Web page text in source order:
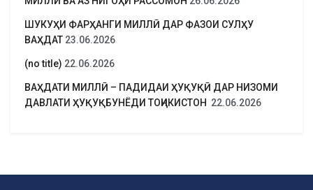
ШУКУҲИ ФАРҲАНГИ МИЛЛӢ ДАР ФАЗОИ СУЛҲУ
ВАҲДАТ 23.06.2026
(no title) 22.06.2026
ВАҲДАТИ МИЛЛӢ – ПАДИДАИ ҲУҚУҚӢ ДАР НИЗОМИ
ДАВЛАТИ ҲУҚУҚБУНЁДИ ТОҶИКИСТОН 22.06.2026